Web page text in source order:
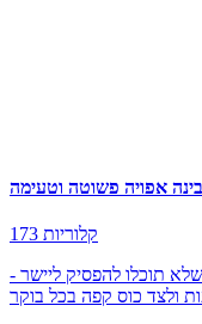
אפויה פשוטה וטעימה
173 קלוריות
תוכלו להפסיק ליישר -
ולצד כוס קפה בכל בוקר